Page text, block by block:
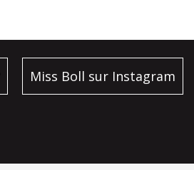
Miss Boll sur Instagram